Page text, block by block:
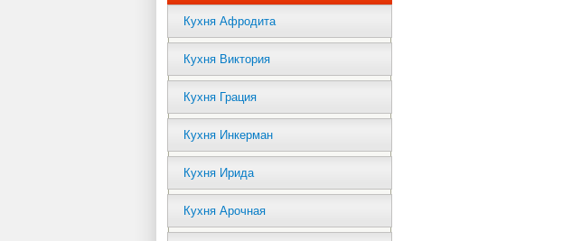
Кухня Афродита
Кухня Виктория
Кухня Грация
Кухня Инкерман
Кухня Ирида
Кухня Арочная